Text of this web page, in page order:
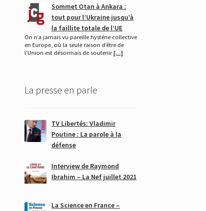
Sommet Otan à Ankara :
tout pour l’Ukraine jusqu’à
la faillite totale de l’UE
On n’a jamais vu pareille hystérie collective
en Europe, où la seule raison d’être de
l’Union est désormais de soutenir[…]
La presse en parle
TV Libertés: Vladimir
Poutine : La parole à la
défense
Interview de Raymond
Ibrahim – La Nef juillet 2021
La Science en France –